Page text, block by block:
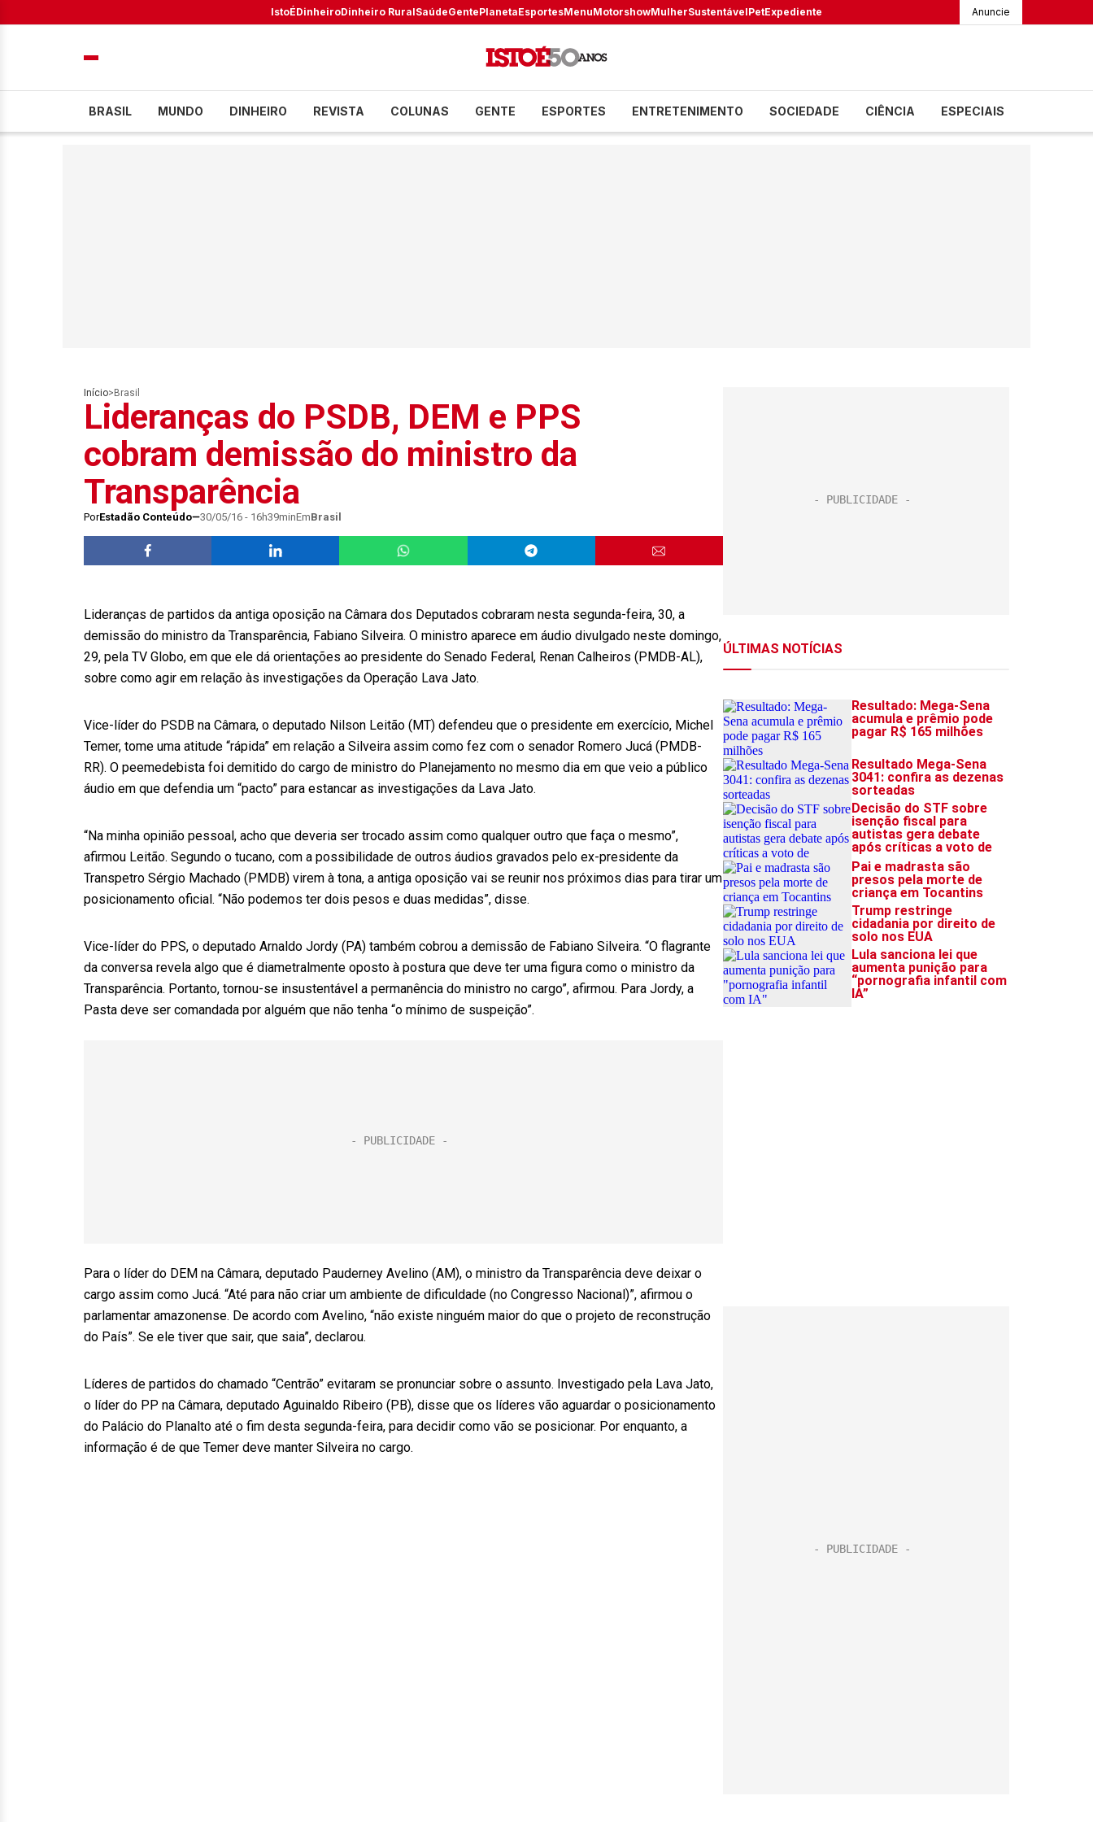
IstoÉDinheiroDinheiro RuralSaúdeGentePlanetaEsportesMenuMotorshowMulherSustentávelPetExpediente Anuncie
BRASIL MUNDO DINHEIRO REVISTA COLUNAS GENTE ESPORTES ENTRETENIMENTO SOCIEDADE CIÊNCIA ESPECIAIS
Início> Brasil
Lideranças do PSDB, DEM e PPS
cobram demissão do ministro da
Transparência
PorEstadão Conteúdo 30/05/16 - 16h39minEmBrasil
Lideranças de partidos da antiga oposição na Câmara dos Deputados cobraram nesta segunda-feira, 30, a
demissão do ministro da Transparência, Fabiano Silveira. O ministro aparece em áudio divulgado neste domingo,
29, pela TV Globo, em que ele dá orientações ao presidente do Senado Federal, Renan Calheiros (PMDB-AL),
sobre como agir em relação às investigações da Operação Lava Jato.
Vice-líder do PSDB na Câmara, o deputado Nilson Leitão (MT) defendeu que o presidente em exercício, Michel
Temer, tome uma atitude “rápida” em relação a Silveira assim como fez com o senador Romero Jucá (PMDB-
RR). O peemedebista foi demitido do cargo de ministro do Planejamento no mesmo dia em que veio a público
áudio em que defendia um “pacto” para estancar as investigações da Lava Jato.
“Na minha opinião pessoal, acho que deveria ser trocado assim como qualquer outro que faça o mesmo”,
afirmou Leitão. Segundo o tucano, com a possibilidade de outros áudios gravados pelo ex-presidente da
Transpetro Sérgio Machado (PMDB) virem à tona, a antiga oposição vai se reunir nos próximos dias para tirar um
posicionamento oficial. “Não podemos ter dois pesos e duas medidas”, disse.
Vice-líder do PPS, o deputado Arnaldo Jordy (PA) também cobrou a demissão de Fabiano Silveira. “O flagrante
da conversa revela algo que é diametralmente oposto à postura que deve ter uma figura como o ministro da
Transparência. Portanto, tornou-se insustentável a permanência do ministro no cargo”, afirmou. Para Jordy, a
Pasta deve ser comandada por alguém que não tenha “o mínimo de suspeição”.
Para o líder do DEM na Câmara, deputado Pauderney Avelino (AM), o ministro da Transparência deve deixar o
cargo assim como Jucá. “Até para não criar um ambiente de dificuldade (no Congresso Nacional)”, afirmou o
parlamentar amazonense. De acordo com Avelino, “não existe ninguém maior do que o projeto de reconstrução
do País”. Se ele tiver que sair, que saia”, declarou.
Líderes de partidos do chamado “Centrão” evitaram se pronunciar sobre o assunto. Investigado pela Lava Jato,
o líder do PP na Câmara, deputado Aguinaldo Ribeiro (PB), disse que os líderes vão aguardar o posicionamento
do Palácio do Planalto até o fim desta segunda-feira, para decidir como vão se posicionar. Por enquanto, a
informação é de que Temer deve manter Silveira no cargo.